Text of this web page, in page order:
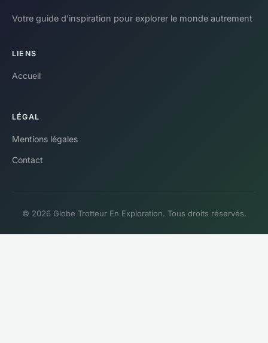
Votre guide d'inspiration pour explorer le monde autrement
LIENS
Accueil
LÉGAL
Mentions légales
Contact
© 2026 Globe Trotteur En Exploration. Tous droits réservés.